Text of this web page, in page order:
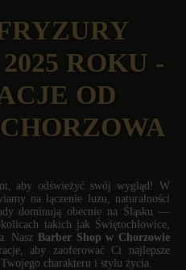
ROKU -
OD
aby odświeżyć swój wygląd! W
na łączenie luzu, naturalności
dominują obecnie na Śląsku —
takich jak Świętochłowice,
Nasz Barber Shop w Chorzowie
aby zaoferować Ci najlepsze
charakteru i stylu życia.